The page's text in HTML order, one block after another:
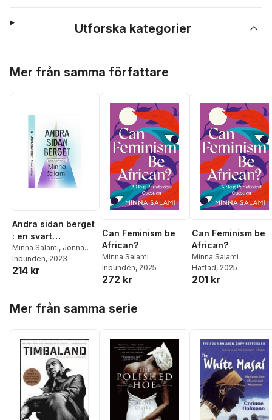
Utforska kategorier
Mer från samma författare
Andra sidan berget
: en svart
feministisk väg till
sensuös kunskap
för alla
Minna Salami, Jonna
Bornemark
Inbunden, 2023
214 kr
Can Feminism be
African?
Minna Salami
Inbunden, 2025
272 kr
Can Feminism be
African?
Minna Salami
Häftad, 2025
201 kr
Mer från samma serie